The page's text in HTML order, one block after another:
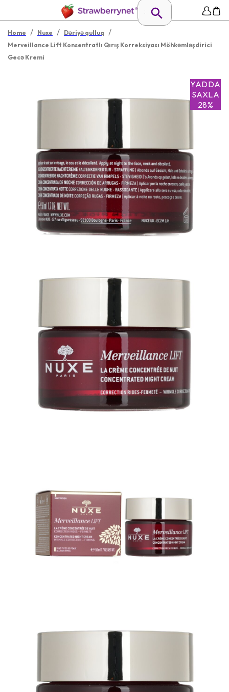
Home / Nuxe / Dəriyə qulluq /
Merveillance Lift Konsentratlı Qırış Korreksiyası Möhkəmləşdirici
Gecə Kremi
YADDA
SAXLA
28%